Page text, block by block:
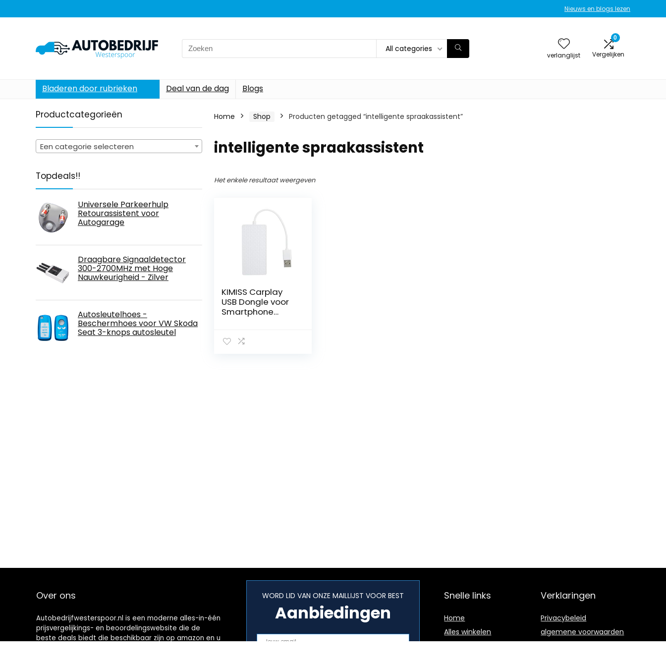
Nieuws en blogs lezen
Search
for:
All categories
verlanglijst
0
Vergelijken
Bladeren door rubrieken Deal van de dag Blogs
Productcategorieën
Een categorie selecteren
Topdeals!!
Universele Parkeerhulp
Retourassistent voor
Autogarage
Draagbare Signaaldetector
300-2700MHz met Hoge
Nauwkeurigheid - Zilver
Autosleutelhoes -
Beschermhoes voor VW Skoda
Seat 3-knops autosleutel
Home Shop Producten getagged “intelligente spraakassistent”
intelligente spraakassistent
Het enkele resultaat weergeven
KIMISS Carplay
USB Dongle voor
Smartphone
Over ons
Autobedrijfwesterspoor.nl is een moderne alles-in-één
prijsvergelijkings- en beoordelingswebsite die de
beste deals biedt die beschikbaar zijn op amazon en u
WORD LID VAN ONZE MAILLIJST VOOR BEST
Aanbiedingen
Snelle links
Home
Alles winkelen
Verklaringen
Privacybeleid
algemene voorwaarden